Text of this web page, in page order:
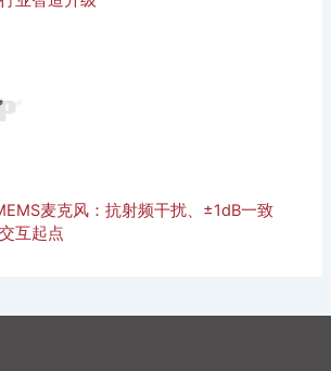
麦克风：抗射频干扰、±1dB一致
互起点